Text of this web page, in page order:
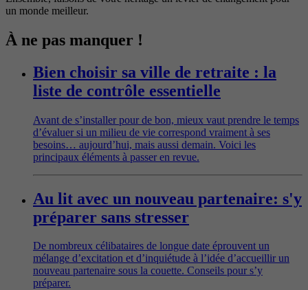
un monde meilleur.
À ne pas manquer !
Bien choisir sa ville de retraite : la
liste de contrôle essentielle
Avant de s’installer pour de bon, mieux vaut prendre le temps
d’évaluer si un milieu de vie correspond vraiment à ses
besoins… aujourd’hui, mais aussi demain. Voici les
principaux éléments à passer en revue.
Au lit avec un nouveau partenaire: s'y
préparer sans stresser
De nombreux célibataires de longue date éprouvent un
mélange d’excitation et d’inquiétude à l’idée d’accueillir un
nouveau partenaire sous la couette. Conseils pour s’y
préparer.